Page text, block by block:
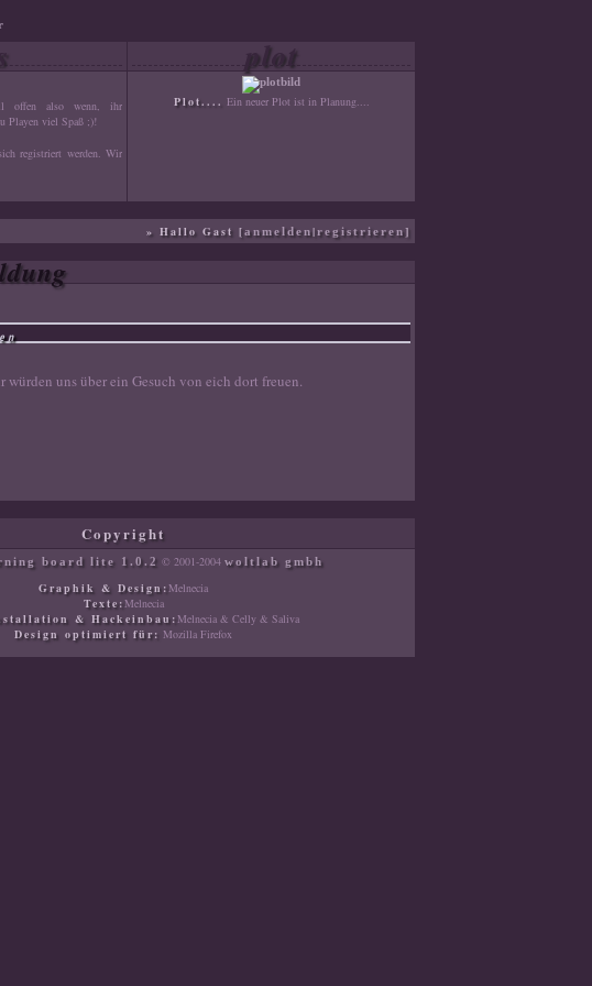
plot
offen also wenn, ihr
Playen viel Spaß ;)!
registriert werden. Wir
eingefügt und der
Plot.... Ein neuer Plot ist in Planung....
» Hallo Gast [anmelden|registrieren]
uns über ein Gesuch von eich dort freuen.
Copyright
board lite 1.0.2 © 2001-2004 woltlab gmbh
Graphik & Design:Melnecia
Texte:Melnecia
& Hackeinbau:Melnecia & Celly & Saliva
Design optimiert für: Mozilla Firefox